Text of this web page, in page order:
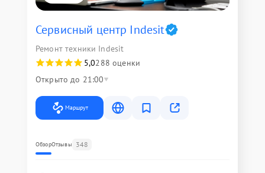
Сервисный центр Indesit
Ремонт техники Indesit
5,0288 оценки
Открыто до 21:00
Маршрут
ОбзорОтзывы 348